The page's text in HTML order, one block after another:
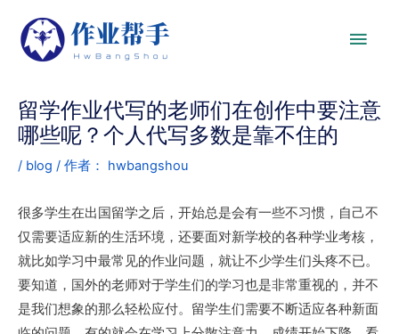
留学作业代写的老师们在创作中要注意
哪些呢？个人代写多数是靠不住的
/ blog / 作者： hwbangshou
很多学生在出国留学之后，开始总是会有一些不习惯，自己不
仅需要适应新的生活环境，还要面对新学校的各种学业考核，
就比如学习中最常见的作业问题，就让不少学生们头疼不已。
要知道，国外的老师对于学生们的学习也是非常重视的，并不
是我们想象的那么轻松应付。留学生们需要不断适应各种新面